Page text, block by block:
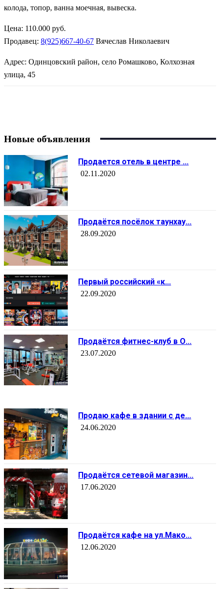
колода, топор, ванна моечная, вывеска.
Цена: 110.000 руб.
Продавец: 8(925)667-40-67 Вячеслав Николаевич
Адрес: Одинцовский район, село Ромашково, Колхозная
улица, 45
Новые объявления
Продается отель в центре ...
02.11.2020
Продаётся посёлок таунхау...
28.09.2020
Первый российский «к...
22.09.2020
Продаётся фитнес-клуб в О...
23.07.2020
Продаю кафе в здании с де...
24.06.2020
Продаётся сетевой магазин...
17.06.2020
Продаётся кафе на ул.Мако...
12.06.2020